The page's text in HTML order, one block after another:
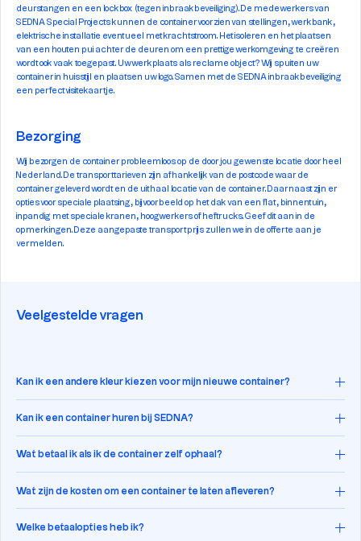
deurstangen en een lockbox (tegen inbraakbeveiliging). De medewerkers van
SEDNA Special Projects kunnen de container voorzien van stellingen, werkbank,
elektrische installatie eventueel met krachtstroom. Het isoleren en het plaatsen
van een houten pui achter de deuren om een prettige werkomgeving te creëren
wordt ook vaak toegepast. Uw werkplaats als reclame object? Wij spuiten uw
container in huisstijl en plaatsen uw logo. Samen met de SEDNA inbraakbeveiliging
een perfect visitekaartje.
Bezorging
Wij bezorgen de container probleemloos op de door jou gewenste locatie door heel
Nederland. De transporttarieven zijn afhankelijk van de postcode waar de
container geleverd wordt en de uithaal locatie van de container. Daarnaast zijn er
opties voor speciale plaatsing, bijvoorbeeld op het dak van een flat, binnentuin,
inpandig met speciale kranen, hoogwerkers of heftrucks. Geef dit aan in de
opmerkingen. Deze aangepaste transportprijs zullen we in de offerte aan je
vermelden.
Veelgestelde vragen
Kan ik een andere kleur kiezen voor mijn nieuwe container?
Kan ik een container huren bij SEDNA?
Wat betaal ik als ik de container zelf ophaal?
Wat zijn de kosten om een container te laten afleveren?
Welke betaalopties heb ik?